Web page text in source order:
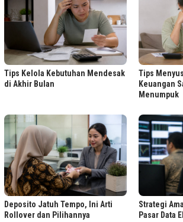
Tips Kelola Kebutuhan Mendesak
di Akhir Bulan
Tips
Keuangan
Menumpuk
Deposito Jatuh Tempo, Ini Arti
Rollover dan Pilihannya
Strategi
Pasar Data